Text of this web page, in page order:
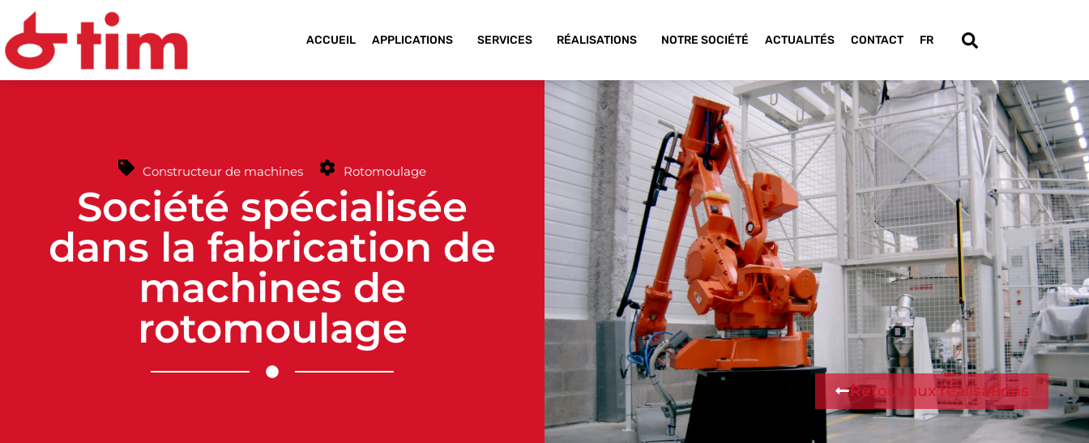
ACCUEIL APPLICATIONS SERVICES RÉALISATIONS NOTRE SOCIÉTÉ ACTUALITÉS CONTACT FR
Constructeur de machines Rotomoulage
Société spécialisée
dans la fabrication de
machines de
rotomoulage
Retour aux réalisations